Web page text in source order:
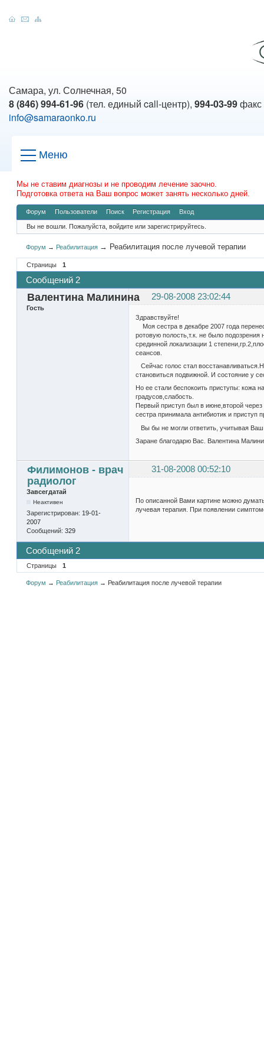
Самара, ул. Солнечная, 50
8 (846) 994-61-96 (тел. единый call-центр), 994-03-99факс
info@samaraonko.ru
Меню
Мы не ставим диагнозы и не проводим лечение заочно.
Подготовка ответа на Ваш вопрос может занять несколько дней.
Форум Пользователи Поиск Регистрация Вход
Вы не вошли. Пожалуйста, войдите или зарегистрируйтесь.
Форум → Реабилитация → Реабилитация после лучевой терапии
Страницы 1
Сообщений 2
Валентина Малинина 29-08-2008 23:02:44
Гость
Здравствуйте!
Моя сестра в декабре 2007 года
ротовую полость,т.к. не было подозрения
срединной локализации 1
сеансов.
Сейчас голос стал
становиться подвижной. И состояние у
Но ее стали беспокоить приступы: кожа
градусов,слабость.
Первый приступ был в июне,второй
сестра принимала антибиотик и приступ
Вы бы не могли ответить, учитывая Ваш
Заране благодарю Вас. Валентина
Филимонов - врач
радиолог
31-08-2008 00:52:10
Завсегдатай
Неактивен
Зарегистрирован: 19-01-
2007
Сообщений: 329
По описанной Вами картине можно
лучевая терапия. При появлении
Сообщений 2
Страницы 1
Форум → Реабилитация → Реабилитация после лучевой терапии